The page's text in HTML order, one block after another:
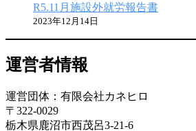
R5.11月施設外就労報告書
2023年12月14日
運営者情報
運営団体：有限会社カネヒロ
〒322-0029
栃木県鹿沼市西茂呂3-21-6